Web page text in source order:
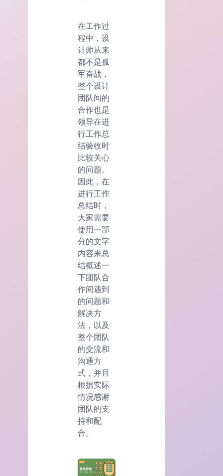
在工作过
程中，设
计师从来
都不是孤
军奋战，
整个设计
团队间的
合作也是
领导在进
行工作总
结验收时
比较关心
的问题。
因此，在
进行工作
总结时，
大家需要
使用一部
分的文字
内容来总
结概述一
下团队合
作间遇到
的问题和
解决方
法，以及
整个团队
的交流和
沟通方
式，并且
根据实际
情况感谢
团队的支
持和配
合。